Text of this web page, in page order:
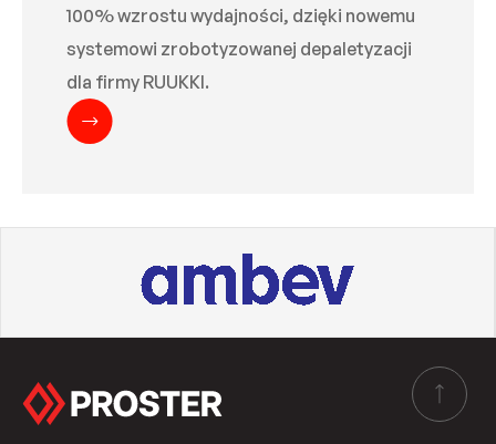
100% wzrostu wydajności, dzięki nowemu
systemowi zrobotyzowanej depaletyzacji
dla firmy RUUKKI.